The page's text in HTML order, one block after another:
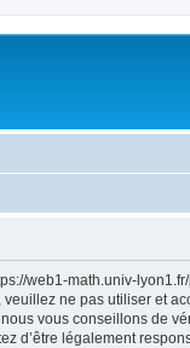
web1-math.univ-
ne pas utiliser et
vous conseillons de
d’être légalement